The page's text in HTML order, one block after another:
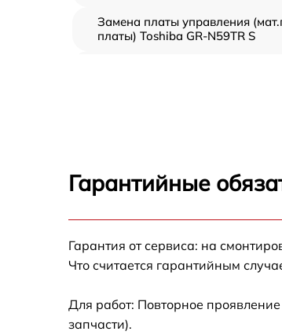
Замена платы управления
платы) Toshiba GR-N59TR S
Замена электросхемы Toshiba
Устранение засора
Гарантийные
Гарантия от сервиса: на
Что считается гарантийным
Для работ: Повторное
запчасти).